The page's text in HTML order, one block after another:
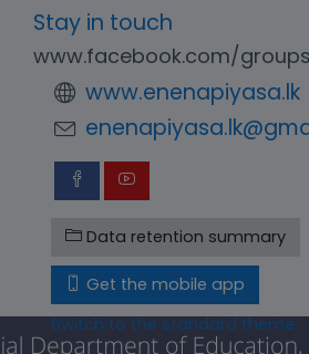
Stay in touch
www.facebook.com/
www.enenapiyasa.lk
Data retention summary
Get the mobile app
Switch to the standard theme